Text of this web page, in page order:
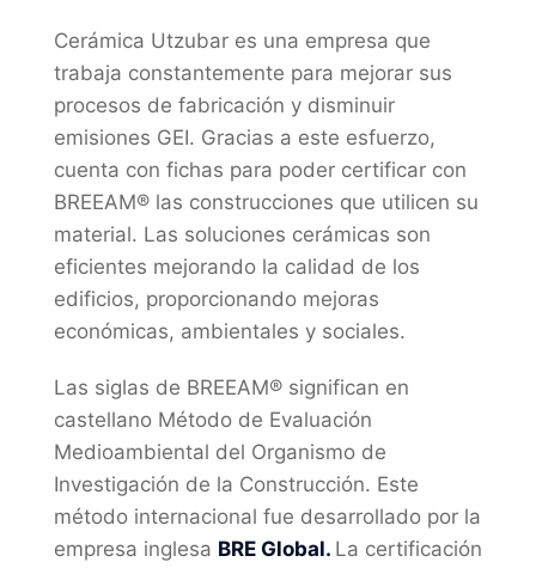
Cerámica Utzubar es una empresa que
trabaja constantemente para mejorar sus
procesos de fabricación y disminuir
emisiones GEI. Gracias a este esfuerzo,
cuenta con fichas para poder certificar con
BREEAM® las construcciones que utilicen su
material. Las soluciones cerámicas son
eficientes mejorando la calidad de los
edificios, proporcionando mejoras
económicas, ambientales y sociales.
Las siglas de BREEAM® significan en
castellano Método de Evaluación
Medioambiental del Organismo de
Investigación de la Construcción. Este
método internacional fue desarrollado por la
empresa inglesa BRE Global. La certificación